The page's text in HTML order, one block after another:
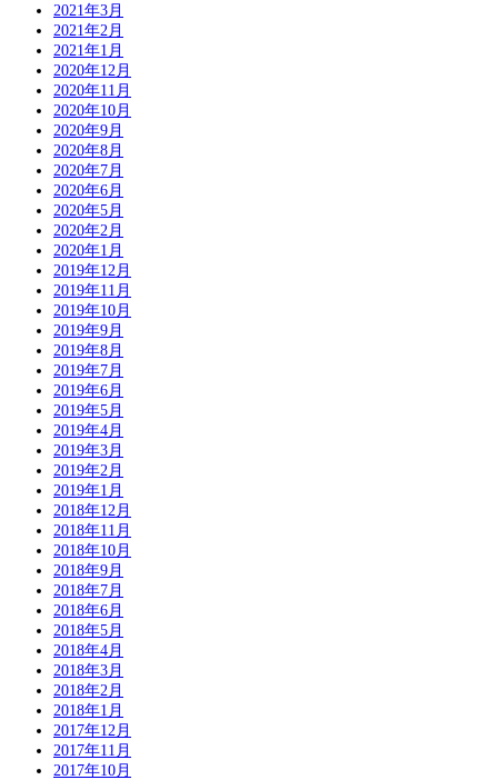
2021年3月
2021年2月
2021年1月
2020年12月
2020年11月
2020年10月
2020年9月
2020年8月
2020年7月
2020年6月
2020年5月
2020年2月
2020年1月
2019年12月
2019年11月
2019年10月
2019年9月
2019年8月
2019年7月
2019年6月
2019年5月
2019年4月
2019年3月
2019年2月
2019年1月
2018年12月
2018年11月
2018年10月
2018年9月
2018年7月
2018年6月
2018年5月
2018年4月
2018年3月
2018年2月
2018年1月
2017年12月
2017年11月
2017年10月